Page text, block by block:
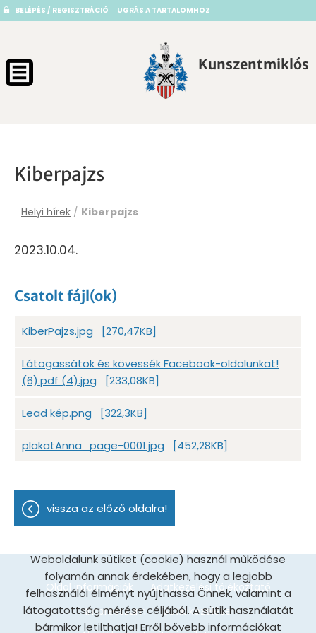
BELÉPÉS / REGISZTRÁCIÓ UGRÁS A TARTALOMHOZ
Kunszentmiklós
Kiberpajzs
Helyi hírek / Kiberpajzs
2023.10.04.
Csatolt fájl(ok)
KiberPajzs.jpg [270,47KB]
Látogassátok és kövessék Facebook-oldalunkat!
(6).pdf (4).jpg
[233,08KB]
Lead kép.png [322,3KB]
plakatAnna_page-0001.jpg [452,28KB]
vissza az előző oldalra!
Oldal információk
Adatkezelési tájékoztató
Impresszum
Sütik kezelése
Weboldalunk sütiket (cookie) használ működése
folyamán annak érdekében, hogy a legjobb
felhasználói élményt nyújthassa Önnek, valamint a
látogatottság mérése céljából. A sütik használatát
bármikor letilthatja! Erről bővebb információkat